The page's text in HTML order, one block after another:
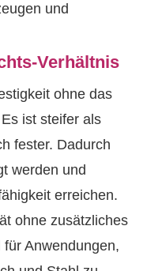
und
Verhältnis
ohne das
ist steifer als
fester. Dadurch
werden und
erreichen.
ohne zusätzliches
Anwendungen,